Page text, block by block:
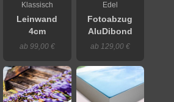
Klassisch
Leinwand
4cm
ab 99,00 €
Edel
Fotoabzug
AluDibond
ab 129,00 €